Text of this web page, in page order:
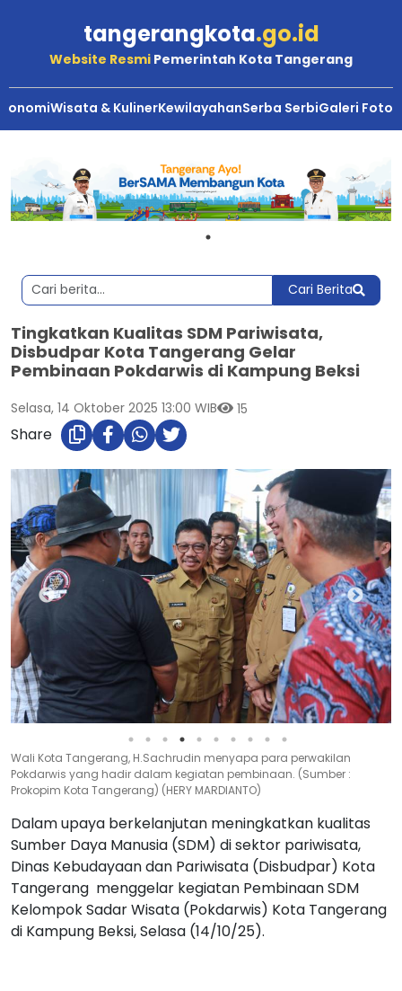
tangerangkota.go.id
Website Resmi Pemerintah Kota Tangerang
Wisata & KulinerKewilayahanSerba SerbiGaleri Foto
Cari Berita
Tingkatkan Kualitas SDM Pariwisata,
Disbudpar Kota Tangerang Gelar
Pembinaan Pokdarwis di Kampung Beksi
Selasa, 14 Oktober 2025 13:00 WIB 15
Share
Wali Kota Tangerang, H.Sachrudin menyapa para perwakilan
Pokdarwis yang hadir dalam kegiatan pembinaan. (Sumber :
Prokopim Kota Tangerang) (HERY MARDIANTO)
Dalam upaya berkelanjutan meningkatkan kualitas
Sumber Daya Manusia (SDM) di sektor pariwisata,
Dinas Kebudayaan dan Pariwisata (Disbudpar) Kota
Tangerang menggelar kegiatan Pembinaan SDM
Kelompok Sadar Wisata (Pokdarwis) Kota Tangerang
di Kampung Beksi, Selasa (14/10/25).